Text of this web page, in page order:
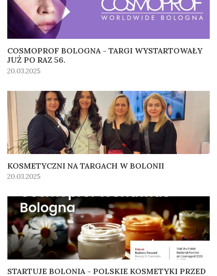
COSMOPROF BOLOGNA - TARGI WYSTARTOWAŁY
JUŻ PO RAZ 56.
20.03.2025
KOSMETYCZNI NA TARGACH W BOLONII
20.03.2025
STARTUJE BOLONIA - POLSKIE KOSMETYKI PRZED